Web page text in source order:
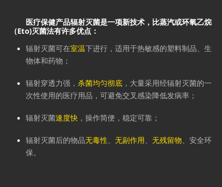
医疗保健产品辐射灭菌是一项新技术，比蒸汽或环氧乙烷
（Eto)灭菌法有许多优点：
辐射灭菌可在室温下进行，适用于热敏感的塑料制品、生
物体和药物；
辐射穿透力强， 杀菌均匀彻底 ，大量采用经辐射灭菌的一
次性使用的医疗用品，可避免交叉感染降低发病率；
辐射灭菌速度快 ，操作简便，稳定可靠；
辐射灭菌后的物品无毒性、 无副作用、 无残留物、安全环
保。